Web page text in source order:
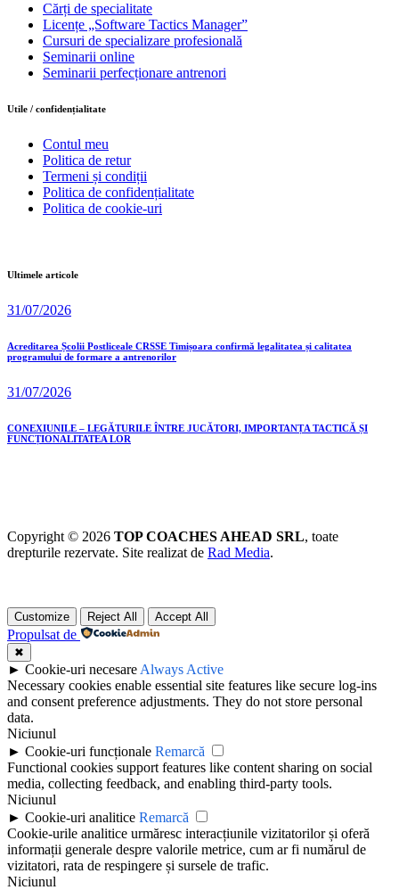
Cărți de specialitate
Licențe „Software Tactics Manager”
Cursuri de specializare profesională
Seminarii online
Seminarii perfecționare antrenori
Utile / confidențialitate
Contul meu
Politica de retur
Termeni și condiții
Politica de confidențialitate
Politica de cookie-uri
Ultimele articole
31/07/2026
Acreditarea Școlii Postliceale CRSSE Timișoara confirmă legalitatea și calitatea
programului de formare a antrenorilor
31/07/2026
CONEXIUNILE – LEGĂTURILE ÎNTRE JUCĂTORI, IMPORTANȚA TACTICĂ ȘI
FUNCȚIONALITATEA LOR
Copyright © 2026 TOP COACHES AHEAD SRL, toate
drepturile rezervate. Site realizat de Rad Media.
Customize Reject All Accept All
Propulsat de
✖
► Cookie-uri necesare Always Active
Necessary cookies enable essential site features like secure log-ins
and consent preference adjustments. They do not store personal
data.
Niciunul
► Cookie-uri funcționale Remarcă
Functional cookies support features like content sharing on social
media, collecting feedback, and enabling third-party tools.
Niciunul
► Cookie-uri analitice Remarcă
Cookie-urile analitice urmăresc interacțiunile vizitatorilor și oferă
informații generale despre valorile metrice, cum ar fi numărul de
vizitatori, rata de respingere și sursele de trafic.
Niciunul